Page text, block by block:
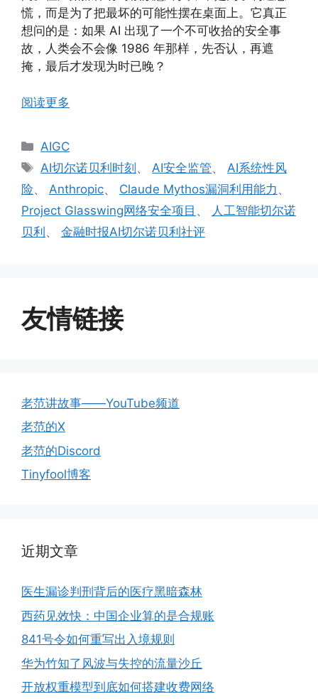
慌，而是为了把最坏的可能性摆在桌面上。它真正
想问的是：如果 AI 出现了一个不可收拾的安全事
故，人类会不会像 1986 年那样，先否认，再遮
掩，最后才发现为时已晚？
阅读更多
分
类
AIGC
标
签
AI切尔诺贝利时刻、 AI安全监管、 AI系统性风
险、 Anthropic、 Claude Mythos漏洞利用能力 、
Project Glasswing网络安全项目 、
人工智能切尔诺
贝利、 金融时报AI切尔诺贝利社评
友情链接
老范讲故事——YouTube频道
老范的X
老范的Discord
Tinyfool博客
近期文章
医生漏诊判刑背后的医疗黑暗森林
西药见效快：中国企业算的是合规账
841号令如何重写出入境规则
华为竹知了风波与失控的流量沙丘
开放权重模型到底如何搭建收费网络